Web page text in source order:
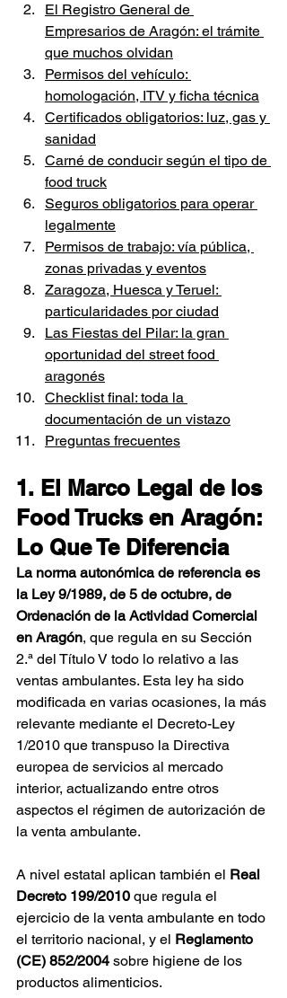
El Registro General de
Empresarios de Aragón: el trámite
que muchos olvidan
Permisos del vehículo:
homologación, ITV y ficha técnica
Certificados obligatorios: luz, gas y
sanidad
Carné de conducir según el tipo de
food truck
Seguros obligatorios para operar
legalmente
Permisos de trabajo: vía pública,
zonas privadas y eventos
Zaragoza, Huesca y Teruel:
particularidades por ciudad
Las Fiestas del Pilar: la gran
oportunidad del street food
aragonés
Checklist final: toda la
documentación de un vistazo
Preguntas frecuentes
1. El Marco Legal de los
Food Trucks en Aragón:
Lo Que Te Diferencia
La norma autonómica de referencia es
la Ley 9/1989, de 5 de octubre, de
Ordenación de la Actividad Comercial
en Aragón, que regula en su Sección
2.ª del Título V todo lo relativo a las
ventas ambulantes. Esta ley ha sido
modificada en varias ocasiones, la más
relevante mediante el Decreto-Ley
1/2010 que transpuso la Directiva
europea de servicios al mercado
interior, actualizando entre otros
aspectos el régimen de autorización de
la venta ambulante.
A nivel estatal aplican también el Real
Decreto 199/2010 que regula el
ejercicio de la venta ambulante en todo
el territorio nacional, y el Reglamento
(CE) 852/2004 sobre higiene de los
productos alimenticios.